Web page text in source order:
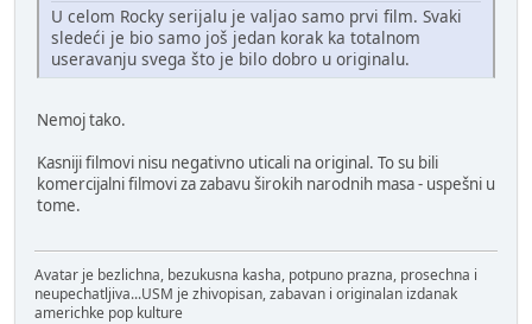
U celom Rocky serijalu je valjao samo prvi film. Svaki
sledeći je bio samo još jedan korak ka totalnom
useravanju svega što je bilo dobro u originalu.
Nemoj tako.
Kasniji filmovi nisu negativno uticali na original. To su bili
komercijalni filmovi za zabavu širokih narodnih masa - uspešni u
tome.
Avatar je bezlichna, bezukusna kasha, potpuno prazna, prosechna i
neupechatljiva...USM je zhivopisan, zabavan i originalan izdanak
americhke pop kulture